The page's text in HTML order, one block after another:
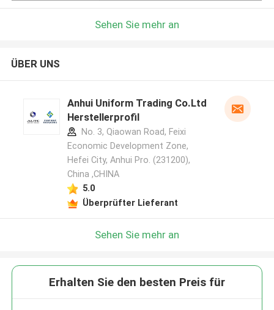
Sehen Sie mehr an
ÜBER UNS
Anhui Uniform Trading Co.Ltd
Herstellerprofil
No. 3, Qiaowan Road, Feixi
Economic Development Zone,
Hefei City, Anhui Pro. (231200),
China ,CHINA
5.0
Überprüfter Lieferant
Sehen Sie mehr an
Erhalten Sie den besten Preis für